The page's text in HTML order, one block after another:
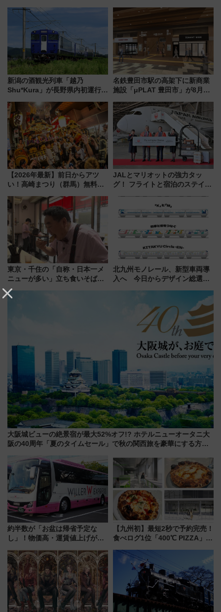
お得きっぷ！価格･期間･注意点
まとめ
に開催決定
新潟の酒観光列車「越乃
Shu*Kura」が長野県内初運行！
別企画
名鉄豊田市駅の高架下に新商業
施設「μPLAT 豊田市」が8月26
たな玄関口へ
【2026年最新】前日からアツ
い！高崎まつり（群馬）無料観
しまで
JALとマリオットの強力タッ
グ！ フライトと宿泊のステイタ
上級会員資格を効率よく獲得す
る方法を解説
東京・千住の「自称・日本一メ
ニューが多い」立ち食いそば屋
とは？ ＢＳ日テレ『ドランク塚
地のふらっと立ち食いそば』
北九州モノレール、新型車両導
入へ 今日からデザイン総選挙
大阪城ビューの絶景宿が最大52%オフ!? ホテルニューオータニ大
阪の40周年「夏のタイムセール」で秋の関西旅を豪華にする方法
約半数が「お盆は帰省予定な
し」！物価高・運賃値上げが財
りたいけど……【WILLER お盆
帰省動向調査】
【九州初】最短2秒で予約完売！
食べログ1位「400℃ PIZZA」が
プン。もつ鍋風など限定メニュ